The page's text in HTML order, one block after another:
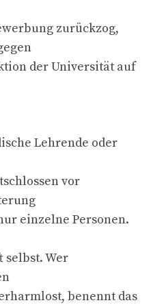
zurückzog,
der Universität auf
Lehrende oder
vor
einzelne Personen.
selbst. Wer
benennt das